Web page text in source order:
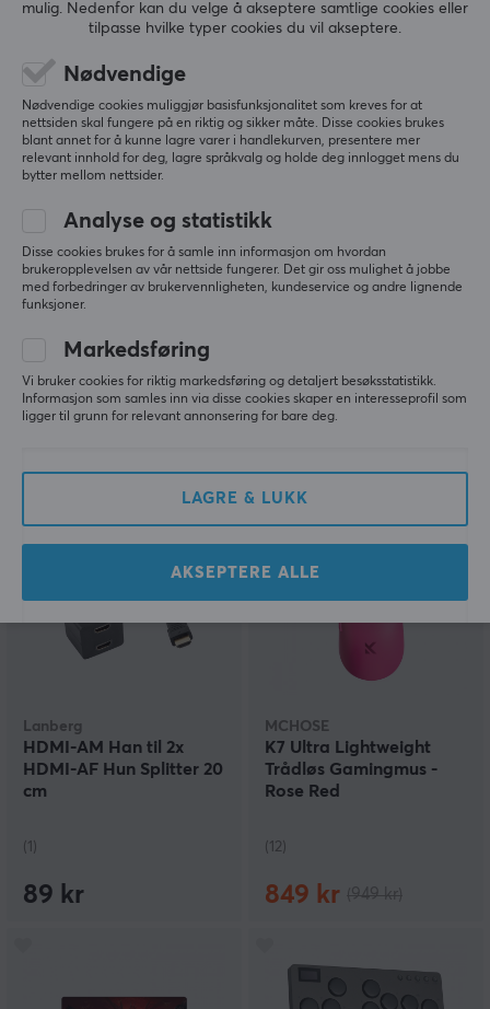
3.99 kr
(1)
Deltaco
49 kr
Donuts
Lanberg
HDMI-AM Han til 2x
HDMI-AF Hun Splitter 20
cm
(1)
89 kr
MCHOSE
K7 Ultra Lightweight
Trådløs Gamingmus -
Rose Red
(12)
849 kr
mulig. Nedenfor kan du velge å akseptere samtlige cookies eller
tilpasse hvilke typer cookies du vil akseptere.
Nødvendige
Nødvendige cookies muliggjør basisfunksjonalitet som kreves for at
nettsiden skal fungere på en riktig og sikker måte. Disse cookies brukes
blant annet for å kunne lagre varer i handlekurven, presentere mer
relevant innhold for deg, lagre språkvalg og holde deg innlogget mens du
bytter mellom nettsider.
Analyse og statistikk
Disse cookies brukes for å samle inn informasjon om hvordan
brukeropplevelsen av vår nettside fungerer. Det gir oss mulighet å jobbe
med forbedringer av brukervennligheten, kundeservice og andre lignende
funksjoner.
Markedsføring
Vi bruker cookies for riktig markedsføring og detaljert besøksstatistikk.
Informasjon som samles inn via disse cookies skaper en interesseprofil som
ligger til grunn for relevant annonsering for bare deg.
LAGRE & LUKK
AKSEPTERE ALLE